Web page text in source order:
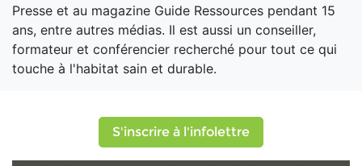
Presse et au magazine Guide Ressources pendant 15
ans, entre autres médias. Il est aussi un conseiller,
formateur et conférencier recherché pour tout ce qui
touche à l'habitat sain et durable.
S'inscrire à l'infolettre